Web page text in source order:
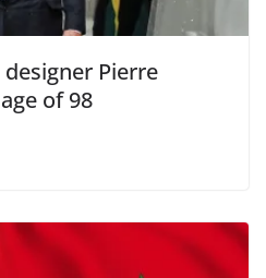
Pierre
of 98